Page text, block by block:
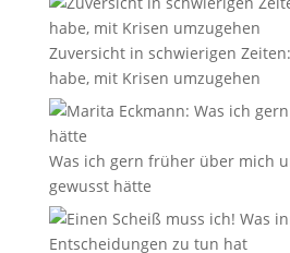
Zuversicht in schwierigen
habe, mit Krisen umzugehen
Was ich gern früher über mich
gewusst hätte